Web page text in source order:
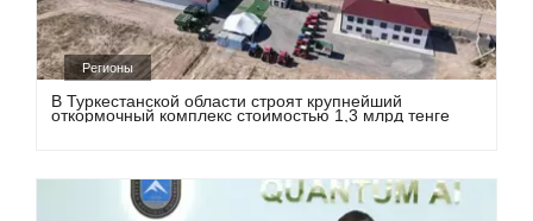
Регионы
В Туркестанской области строят крупнейший
откормочный комплекс стоимостью 1,3 млрд тенге